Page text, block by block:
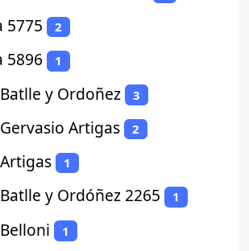
5775 2
5896 1
Batlle y Ordoñez 3
Artigas 2
1
Batlle y Ordóñez 2265 1
1